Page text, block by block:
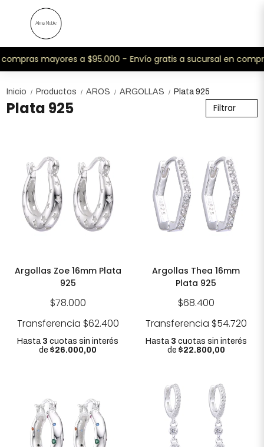
mayores a $95.000 - Envío gratis a sucursal en
Inicio / Productos / AROS / ARGOLLAS / Plata 925
Plata 925 Filtrar
Argollas Zoe 16mm Plata
925
$78.000
Transferencia $62.400
Hasta 3 cuotas sin interés
de$26.000,00
Argollas Thea 16mm
Plata 925
$68.400
Transferencia $54.720
Hasta 3 cuotas sin interés
de $22.800,00